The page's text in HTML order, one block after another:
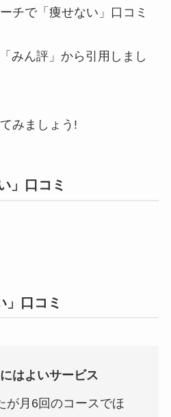
チで「痩せない」口コミ
みん評」から引用しまし
みましょう!
」口コミ
」口コミ
はよいサービス
が月6回のコースでほ